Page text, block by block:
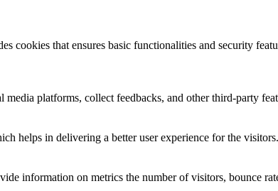
cookies that ensures basic functionalities and security
platforms, collect feedbacks, and other third-party
helps in delivering a better user experience for the visitors.
information on metrics the number of visitors, bounce